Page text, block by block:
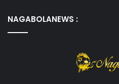
NAGABOLANEWS :